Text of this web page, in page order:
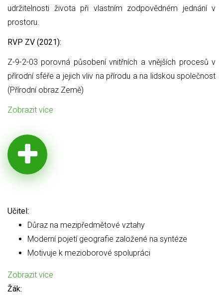
udržitelnosti života při vlastním zodpovědném jednání v
prostoru.
RVP ZV (2021):
Z-9-2-03 porovná působení vnitřních a vnějších procesů v
přírodní sféře a jejich vliv na přírodu a na lidskou společnost
(Přírodní obraz Země)
Zobrazit více
Učitel:
Důraz na mezipředmětové vztahy
Moderní pojetí geografie založené na syntéze
Motivuje k mezioborové spolupráci
Zobrazit více
Žák: